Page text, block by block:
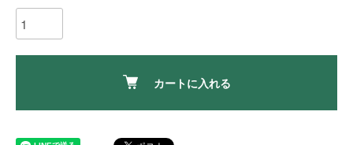
カートに入れる